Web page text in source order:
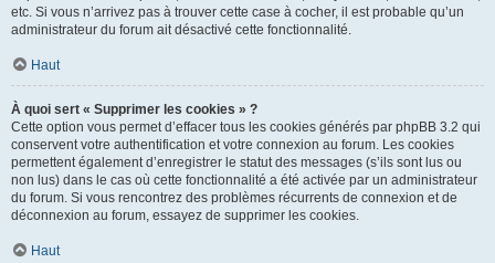
etc. Si vous n’arrivez pas à trouver cette case à cocher, il est probable qu’un
administrateur du forum ait désactivé cette fonctionnalité.
Haut
À quoi sert « Supprimer les cookies » ?
Cette option vous permet d’effacer tous les cookies générés par phpBB 3.2 qui
conservent votre authentification et votre connexion au forum. Les cookies
permettent également d’enregistrer le statut des messages (s’ils sont lus ou
non lus) dans le cas où cette fonctionnalité a été activée par un administrateur
du forum. Si vous rencontrez des problèmes récurrents de connexion et de
déconnexion au forum, essayez de supprimer les cookies.
Haut